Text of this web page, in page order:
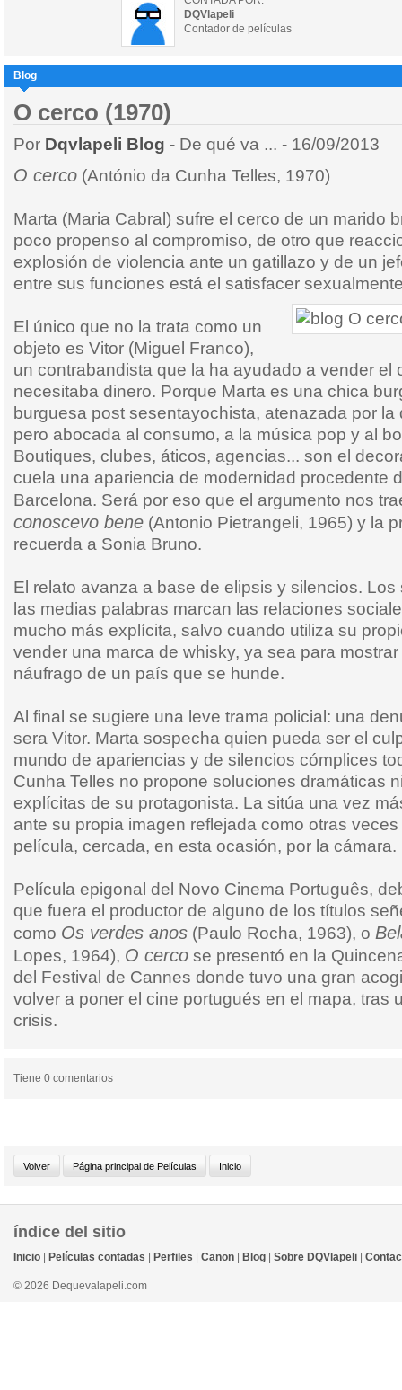
DQVlapeli
Contador de películas
Blog
O cerco (1970)
Por Dqvlapeli Blog - De qué va ... - 16/09/2013
O cerco (António da Cunha Telles, 1970)
Marta (Maria Cabral) sufre el cerco de un marido
poco propenso al compromiso, de otro que
explosión de violencia ante un gatillazo y de un
entre sus funciones está el satisfacer
El único que no la trata como un
objeto es Vitor (Miguel Franco),
un contrabandista que la ha ayudado a vender el
necesitaba dinero. Porque Marta es una chica
burguesa post sesentayochista, atenazada por la
pero abocada al consumo, a la música pop y al
Boutiques, clubes, áticos, agencias... son el
cuela una apariencia de modernidad procedente
Barcelona. Será por eso que el argumento nos
conoscevo bene (Antonio Pietrangeli, 1965) y la
recuerda a Sonia Bruno.
El relato avanza a base de elipsis y silencios.
las medias palabras marcan las relaciones
mucho más explícita, salvo cuando utiliza su
vender una marca de whisky, ya sea para
náufrago de un país que se hunde.
Al final se sugiere una leve trama policial: una
sera Vitor. Marta sospecha quien pueda ser el
mundo de apariencias y de silencios cómplices
Cunha Telles no propone soluciones dramáticas
explícitas de su protagonista. La sitúa una vez
ante su propia imagen reflejada como otras
película, cercada, en esta ocasión, por la cámara.
Película epigonal del Novo Cinema Português,
que fuera el productor de alguno de los títulos
como Os verdes anos (Paulo Rocha, 1963), o
Lopes, 1964), O cerco se presentó en la
del Festival de Cannes donde tuvo una gran
volver a poner el cine portugués en el mapa, tras
crisis.
Tiene 0 comentarios
índice del sitio
Inicio Películas contadas Perfiles Canon Blog Sobre DQVlapeli
© 2026 Dequevalapeli.com